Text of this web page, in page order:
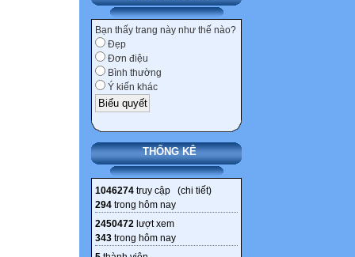
Bạn thấy trang này như thế nào?
Đẹp
Đơn điệu
Bình thường
Ý kiến khác
THỐNG KÊ
1046274 truy cập (chi tiết)
294 trong hôm nay
2450472 lượt xem
343 trong hôm nay